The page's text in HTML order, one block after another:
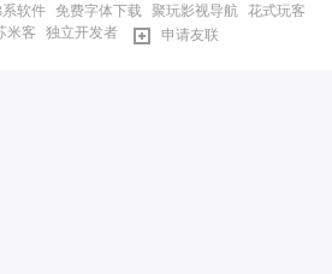
软件 免费字体下载 聚玩影视导航 花式玩客
米客 独立开发者 申请友联